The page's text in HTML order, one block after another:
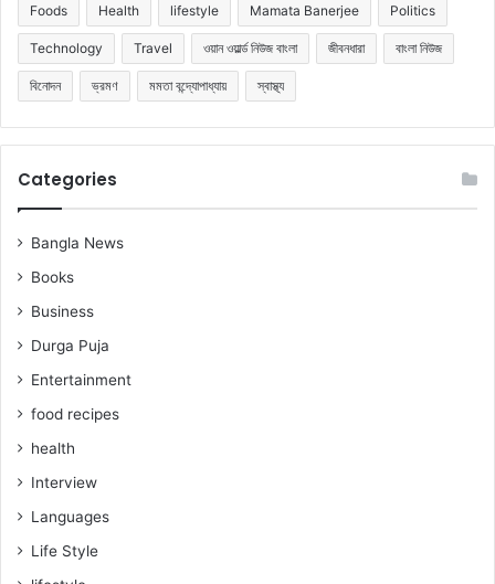
Foods Health lifestyle Mamata Banerjee Politics
Technology Travel ওয়ান ওয়ার্ল্ড নিউজ বাংলা জীবনধারা বাংলা নিউজ
বিনোদন ভ্রমণ মমতা বন্দ্যোপাধ্যায় স্বাস্থ্য
Categories
Bangla News
Books
Business
Durga Puja
Entertainment
food recipes
health
Interview
Languages
Life Style